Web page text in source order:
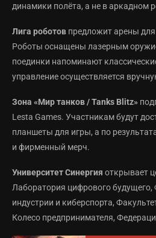
динамики полёта, а не в аркадном
Лига роботов предложит арены
Роботы оснащены лазерным
поединки напоминают
управление осуществляется
Зона «Мир танков / Tanks Blitz»
Lesta Games. Участникам будут
планшеты для игры, а по
и фирменный мерч.
Университет Синергия открывает
Лаборатория цифрового будущего,
индустрии и киберспорта,
Колесо предпринимателя,